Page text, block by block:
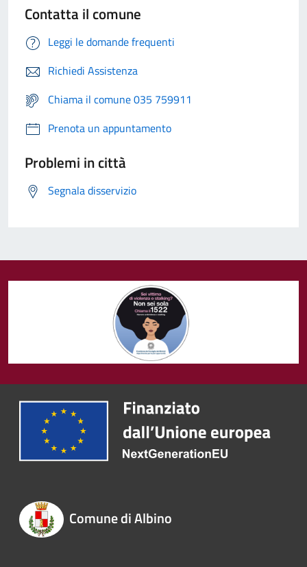
Contatta il comune
Leggi le domande frequenti
Richiedi Assistenza
Chiama il comune 035 759911
Prenota un appuntamento
Problemi in città
Segnala disservizio
Comune di Albino